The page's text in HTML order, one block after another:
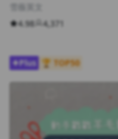
雪薇英文
4.98
4,371
Plus 🏆 TOP50